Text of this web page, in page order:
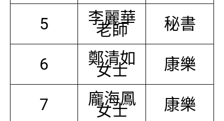
5 李麗華
老師 秘書
6 鄭清如
女士 康樂
7 龐海鳳
女士 康樂